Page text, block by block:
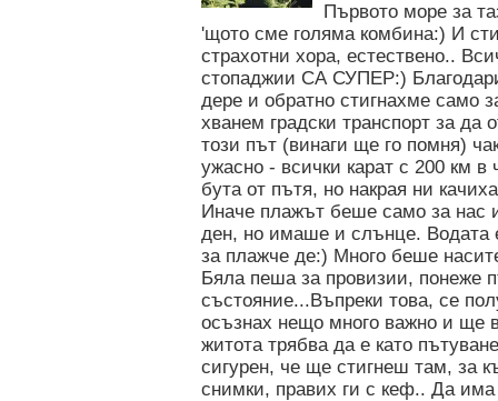
Първото море за
'щото сме голяма комбина:) И
страхотни хора, естествено..
стопаджии СА СУПЕР:)
дере и обратно стигнахме само
хванем градски транспорт за
този път (винаги ще го помня)
ужасно - всички карат с 200 км в
бута от пътя, но накрая ни
Иначе плажът беше само за нас
ден, но имаше и слънце. Водата
за плажче де:) Много беше
Бяла пеша за провизии, понеже
състояние...Въпреки това, се
осъзнах нещо много важно и ще
житота трябва да е като
сигурен, че ще стигнеш там, за
снимки, правих ги с кеф.. Да